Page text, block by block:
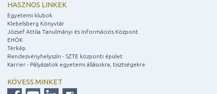
HASZNOS LINKEK
Egyetemi klubok
Klebelsberg Könyvtár
József Attila Tanulmányi és Információs Központ
EHÖK
Térkép
Rendezvényhelyszín - SZTE központi épület
Karrier - Pályázatok egyetemi állásokra, tisztségekre
KÖVESS MINKET